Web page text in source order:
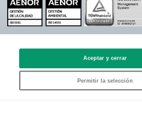
Aceptar y cerrar
Permitir la selección